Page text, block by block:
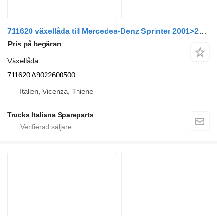
711620 växellåda till Mercedes-Benz Sprinter 2001>2005 lastbil
Pris på begäran
Växellåda
711620 A9022600500
Italien, Vicenza, Thiene
Trucks Italiana Spareparts